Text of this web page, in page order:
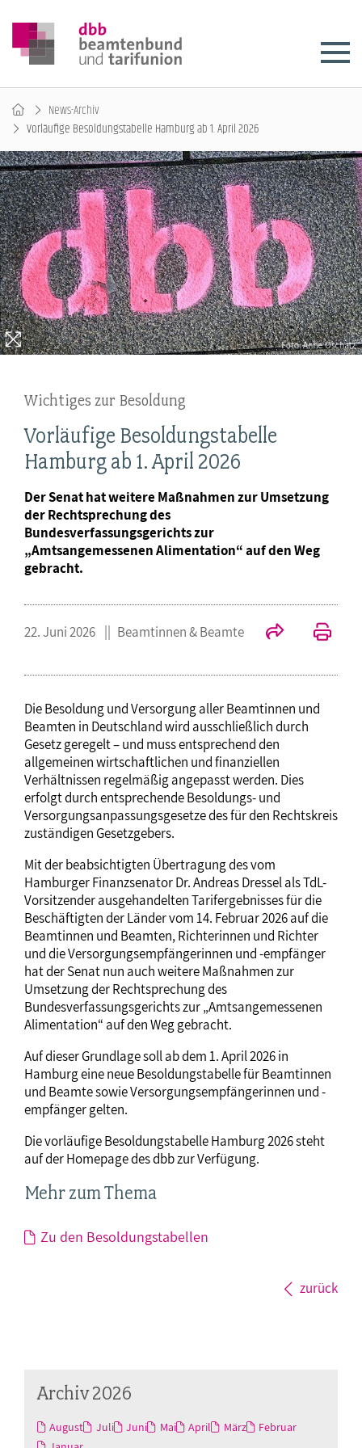
News-Archiv
Vorläufige Besoldungstabelle Hamburg ab 1. April 2026
Wichtiges zur Besoldung
Vorläufige Besoldungstabelle
Hamburg ab 1. April 2026
Der Senat hat weitere Maßnahmen zur Umsetzung
der Rechtsprechung des
Bundesverfassungsgerichts zur
„Amtsangemessenen Alimentation“ auf den Weg
gebracht.
22. Juni 2026 Beamtinnen & Beamte
Die Besoldung und Versorgung aller Beamtinnen und
Beamten in Deutschland wird ausschließlich durch
Gesetz geregelt – und muss entsprechend den
allgemeinen wirtschaftlichen und finanziellen
Verhältnissen regelmäßig angepasst werden. Dies
erfolgt durch entsprechende Besoldungs- und
Versorgungsanpassungsgesetze des für den Rechtskreis
zuständigen Gesetzgebers.
Mit der beabsichtigten Übertragung des vom
Hamburger Finanzsenator Dr. Andreas Dressel als TdL-
Vorsitzender ausgehandelten Tarifergebnisses für die
Beschäftigten der Länder vom 14. Februar 2026 auf die
Beamtinnen und Beamten, Richterinnen und Richter
und die Versorgungsempfängerinnen und -empfänger
hat der Senat nun auch weitere Maßnahmen zur
Umsetzung der Rechtsprechung des
Bundesverfassungsgerichts zur „Amtsangemessenen
Alimentation“ auf den Weg gebracht.
Auf dieser Grundlage soll ab dem 1. April 2026 in
Hamburg eine neue Besoldungstabelle für Beamtinnen
und Beamte sowie Versorgungsempfängerinnen und -
empfänger gelten.
Die vorläufige Besoldungstabelle Hamburg 2026 steht
auf der Homepage des dbb zur Verfügung.
Mehr zum Thema
Zu den Besoldungstabellen
zurück
Archiv 2026
August Juli Juni Mai April März
Februar